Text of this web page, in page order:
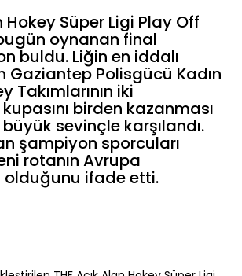
Hokey Süper Ligi Play Off
oynanan final
buldu. Liğin en iddalı
Gaziantep Polisgücü Kadın
Takımlarının iki
birden kazanması
sevinçle karşılandı.
şampiyon sporcuları
rotanın Avrupa
olduğunu ifade etti.